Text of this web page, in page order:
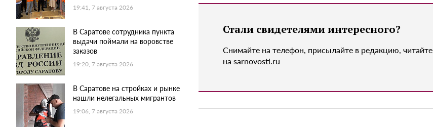
19:41, 7 августа 2026
В Саратове сотрудника пункта
выдачи поймали на воровстве
заказов
19:20, 7 августа 2026
В Саратове на стройках и рынке
нашли нелегальных мигрантов
19:06, 7 августа 2026
Стали свидетелями интересного?
Снимайте на телефон, присылайте в редакцию, читайте
на sarnovosti.ru